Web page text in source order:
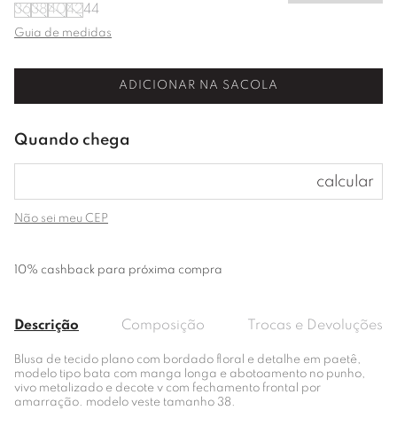
3638404244
Guia de medidas
ADICIONAR NA SACOLA
Não sei meu CEP
10% cashback para próxima compra
Descrição Composição Trocas e Devoluções
Blusa de tecido plano com bordado floral e detalhe em paetê,
modelo tipo bata com manga longa e abotoamento no punho,
vivo metalizado e decote v com fechamento frontal por
amarração. modelo veste tamanho 38.